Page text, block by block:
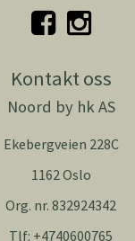
Kontakt oss
Noord by hk AS
Ekebergveien 228C
1162 Oslo
Org. nr. 832924342
Tlf: +4740600765